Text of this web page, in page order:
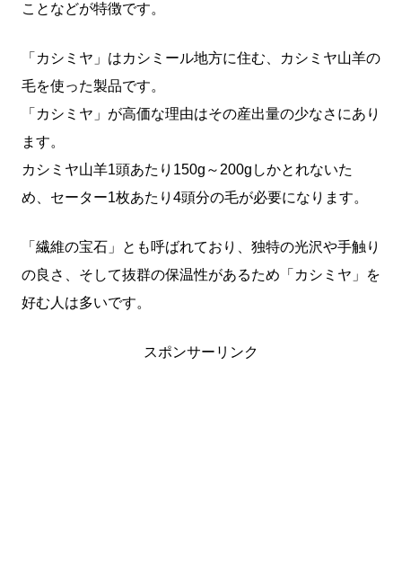
ことなどが特徴です。
「カシミヤ」はカシミール地方に住む、カシミヤ山羊の
毛を使った製品です。
「カシミヤ」が高価な理由はその産出量の少なさにあり
ます。
カシミヤ山羊1頭あたり150g～200gしかとれないた
め、セーター1枚あたり4頭分の毛が必要になります。
「繊維の宝石」とも呼ばれており、独特の光沢や手触り
の良さ、そして抜群の保温性があるため「カシミヤ」を
好む人は多いです。
スポンサーリンク